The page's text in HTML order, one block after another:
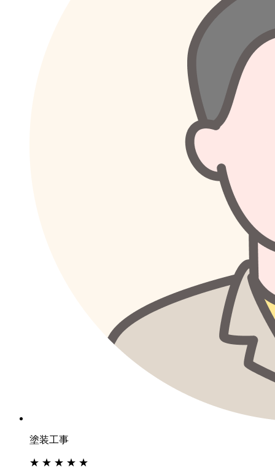
塗装工事
★ ★ ★ ★ ★